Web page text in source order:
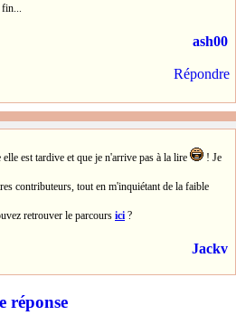
fin...
ash00
Répondre
elle est tardive et que je n'arrive pas à la lire
! Je
contributeurs, tout en m'inquiétant de la faible
retrouver le parcours ici ?
Jackv
réponse